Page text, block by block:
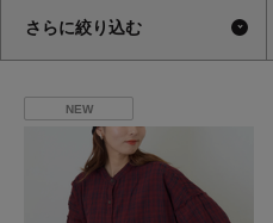
さらに絞り込む
NEW